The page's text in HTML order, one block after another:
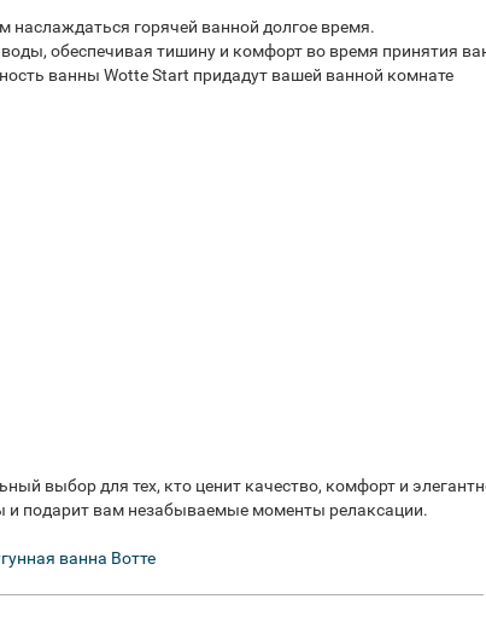
наслаждаться горячей ванной долгое время.
обеспечивая тишину и комфорт во время принятия
ванны Wotte Start придадут вашей ванной комнате
выбор для тех, кто ценит качество, комфорт и
подарит вам незабываемые моменты релаксации.
ванна Вотте